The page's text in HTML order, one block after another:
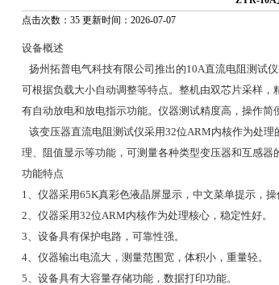
点击次数：35 更新时间：2026-07-07
设备概述
扬州拓普电气科技有限公司推出的10A直流电阻测试
可根据负载大小自动调整等特点。整机由双芯片采样
有自动放电和放电指示功能。仪器测试精度高，操作简
该变压器直流电阻测试仪采用32位ARM内核作为处
理、阻值显示等功能，可测量各种类型变压器和互感器
功能特点
1、仪器采用65K真彩色液晶屏显示，中文菜单提示，操
2、仪器采用32位ARM内核作为处理核心，稳定性好。
3、设备具有保护电路，可靠性强。
4、仪器输出电流大，测量范围宽，体积小，重量轻。
5、设备具有大容量存储功能，数据打印功能。